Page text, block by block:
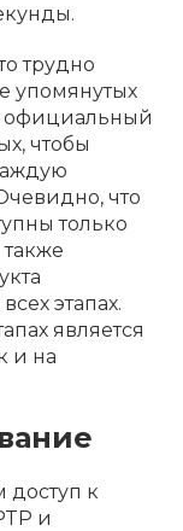
трудно
упомянутых
официальный
чтобы
что
только
этапах.
является
и на
доступ к
и